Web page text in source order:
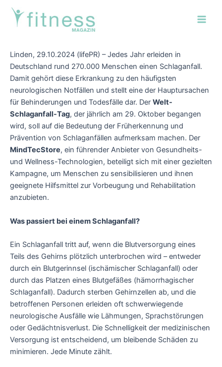
Zum
Inhalt
springen
Linden, 29.10.2024 (lifePR) – Jedes Jahr erleiden in
Deutschland rund 270.000 Menschen einen Schlaganfall.
Damit gehört diese Erkrankung zu den häufigsten
neurologischen Notfällen und stellt eine der Hauptursachen
für Behinderungen und Todesfälle dar. Der Welt-
Schlaganfall-Tag, der jährlich am 29. Oktober begangen
wird, soll auf die Bedeutung der Früherkennung und
Prävention von Schlaganfällen aufmerksam machen. Der
MindTecStore, ein führender Anbieter von Gesundheits-
und Wellness-Technologien, beteiligt sich mit einer gezielten
Kampagne, um Menschen zu sensibilisieren und ihnen
geeignete Hilfsmittel zur Vorbeugung und Rehabilitation
anzubieten.
Was passiert bei einem Schlaganfall?
Ein Schlaganfall tritt auf, wenn die Blutversorgung eines
Teils des Gehirns plötzlich unterbrochen wird – entweder
durch ein Blutgerinnsel (ischämischer Schlaganfall) oder
durch das Platzen eines Blutgefäßes (hämorrhagischer
Schlaganfall). Dadurch sterben Gehirnzellen ab, und die
betroffenen Personen erleiden oft schwerwiegende
neurologische Ausfälle wie Lähmungen, Sprachstörungen
oder Gedächtnisverlust. Die Schnelligkeit der medizinischen
Versorgung ist entscheidend, um bleibende Schäden zu
minimieren. Jede Minute zählt.
Post
navigation